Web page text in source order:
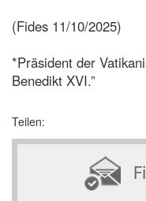
(Fides 11/10/2025)
*Präsident der
Benedikt XVI.”
Teilen: